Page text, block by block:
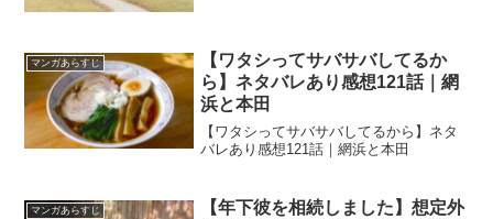
マンガあらすじ
【ワタシってサバサバしてるか
ら】ネタバレあり感想121話｜網
浜と本田
【ワタシってサバサバしてるから】ネタ
バレあり感想121話｜網浜と本田
マンガあらすじ
【年下彼を相続しました】想定外